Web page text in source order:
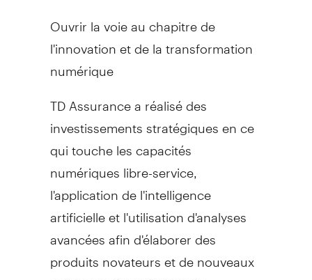
Ouvrir la voie au chapitre de
l'innovation et de la transformation
numérique
TD Assurance a réalisé des
investissements stratégiques en ce
qui touche les capacités
numériques libre-service,
l'application de l'intelligence
artificielle et l'utilisation d'analyses
avancées afin d'élaborer des
produits novateurs et de nouveaux